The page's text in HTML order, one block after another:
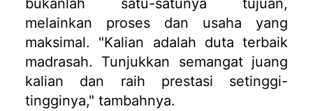
bukanlah satu-satunya tujuan,
melainkan proses dan usaha yang
maksimal. "Kalian adalah duta terbaik
madrasah. Tunjukkan semangat juang
kalian dan raih prestasi setinggi-
tingginya," tambahnya.